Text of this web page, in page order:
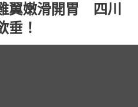
翼嫩滑開胃 四川
垂！